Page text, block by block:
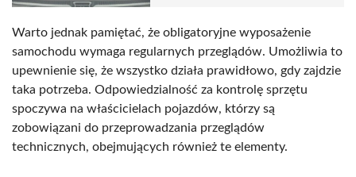
Warto jednak pamiętać, że obligatoryjne wyposażenie
samochodu wymaga regularnych przeglądów. Umożliwia to
upewnienie się, że wszystko działa prawidłowo, gdy zajdzie
taka potrzeba. Odpowiedzialność za kontrolę sprzętu
spoczywa na właścicielach pojazdów, którzy są
zobowiązani do przeprowadzania przeglądów
technicznych, obejmujących również te elementy.